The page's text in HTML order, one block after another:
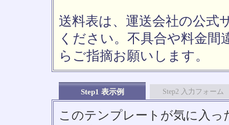
送料表は、運送会社の公式
ください。不具合や料金間
らご指摘お願いします。
Step1 表示例 Step2 入力フォーム
このテンプレートが気に入っ